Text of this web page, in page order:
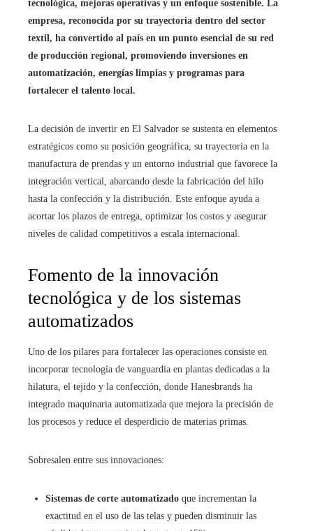
tecnológica, mejoras operativas y un enfoque sostenible. La
empresa, reconocida por su trayectoria dentro del sector
textil, ha convertido al país en un punto esencial de su red
de producción regional, promoviendo inversiones en
automatización, energías limpias y programas para
fortalecer el talento local.
La decisión de invertir en El Salvador se sustenta en elementos
estratégicos como su posición geográfica, su trayectoria en la
manufactura de prendas y un entorno industrial que favorece la
integración vertical, abarcando desde la fabricación del hilo
hasta la confección y la distribución. Este enfoque ayuda a
acortar los plazos de entrega, optimizar los costos y asegurar
niveles de calidad competitivos a escala internacional.
Fomento de la innovación
tecnológica y de los sistemas
automatizados
Uno de los pilares para fortalecer las operaciones consiste en
incorporar tecnología de vanguardia en plantas dedicadas a la
hilatura, el tejido y la confección, donde Hanesbrands ha
integrado maquinaria automatizada que mejora la precisión de
los procesos y reduce el desperdicio de materias primas.
Sobresalen entre sus innovaciones:
Sistemas de corte automatizado que incrementan la
exactitud en el uso de las telas y pueden disminuir las